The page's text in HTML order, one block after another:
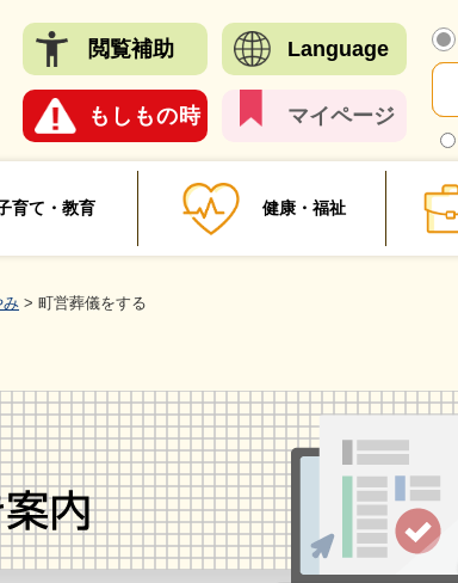
閲覧補助 Language
もしもの時 マイページ
検
索
対
象
育て・教育 健康・福祉
み > 町営葬儀をする